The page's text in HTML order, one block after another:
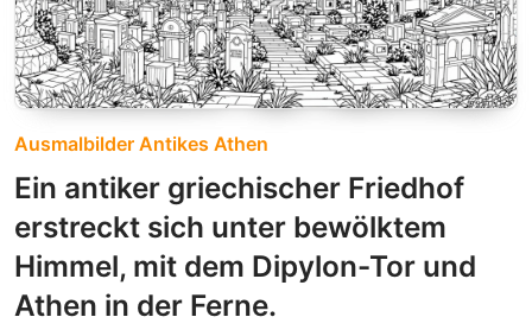
Ausmalbilder Antikes Athen
Ein antiker griechischer Friedhof
erstreckt sich unter bewölktem
Himmel, mit dem Dipylon-Tor und
Athen in der Ferne.